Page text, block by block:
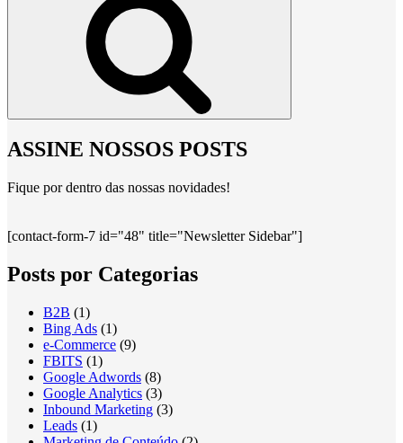
ASSINE NOSSOS POSTS
Fique por dentro das nossas novidades!
[contact-form-7 id="48" title="Newsletter Sidebar"]
Posts por Categorias
B2B (1)
Bing Ads (1)
e-Commerce (9)
FBITS (1)
Google Adwords (8)
Google Analytics (3)
Inbound Marketing (3)
Leads (1)